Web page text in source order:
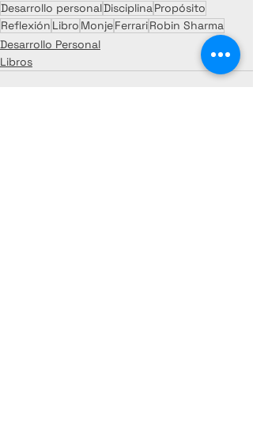
Desarrollo personalDisciplinaPropósito
Reflexión Libro MonjeFerrariRobin Sharma
Desarrollo Personal
Libros